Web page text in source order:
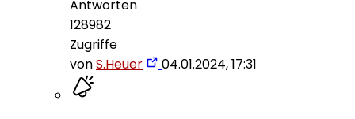
Antworten
128982
Zugriffe
vonS.Heuer 04.01.2024, 17:31